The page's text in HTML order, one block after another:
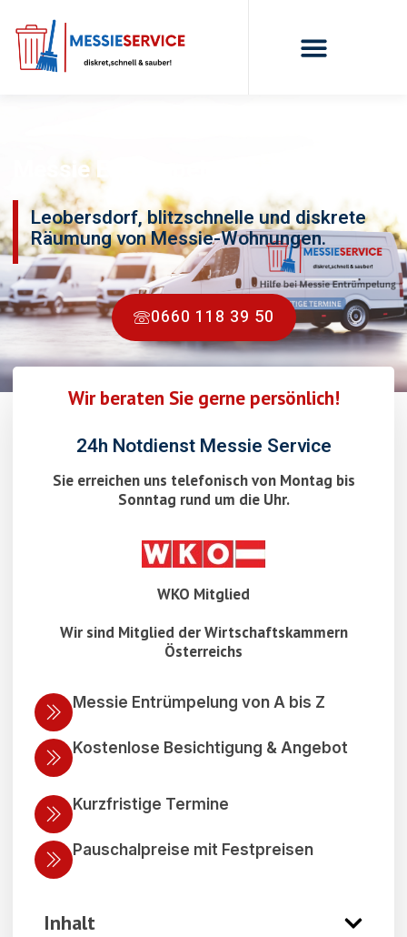
Messie Entrümpelung Leobersdorf
Leobersdorf, blitzschnelle und diskrete
Räumung von Messie-Wohnungen.
0660 118 39 50
Wir beraten Sie gerne persönlich!
24h Notdienst Messie Service
Sie erreichen uns telefonisch von Montag bis
Sonntag rund um die Uhr.
WKO Mitglied
Wir sind Mitglied der Wirtschaftskammern
Österreichs
Messie Entrümpelung von A bis Z
Kostenlose Besichtigung & Angebot
Kurzfristige Termine
Pauschalpreise mit Festpreisen
Inhalt